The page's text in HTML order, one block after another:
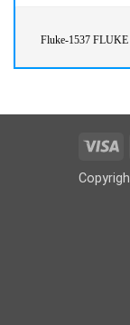
Fluke-1537 FLUKE